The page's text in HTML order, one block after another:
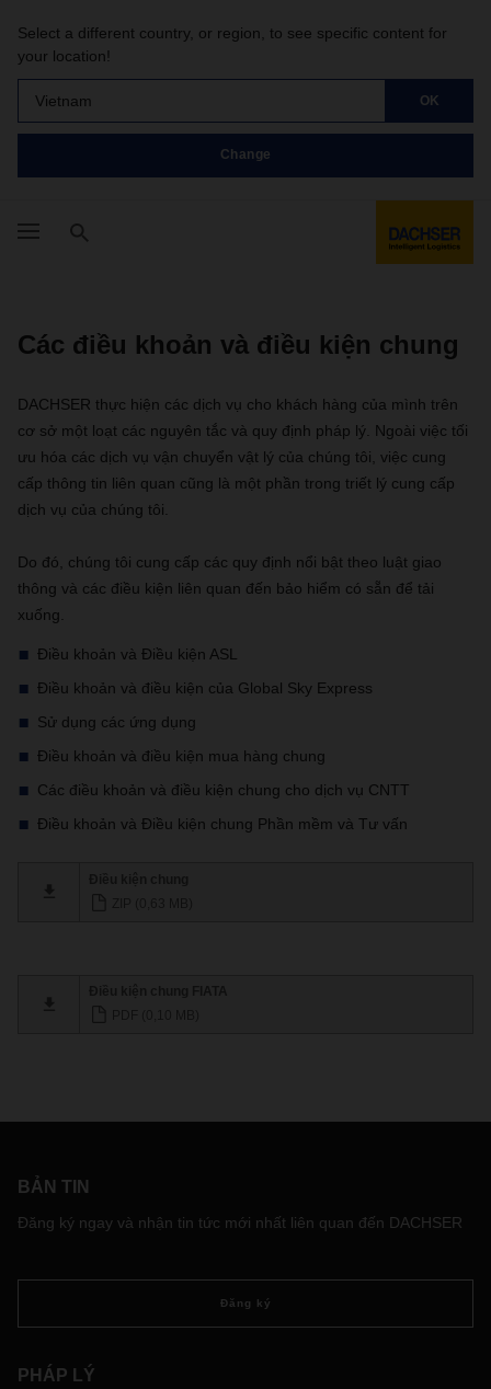
Select a different country, or region, to see specific content for
your location!
Vietnam OK
Change
Các điều khoản và điều kiện chung
DACHSER thực hiện các dịch vụ cho khách hàng của mình trên
cơ sở một loạt các nguyên tắc và quy định pháp lý. Ngoài việc tối
ưu hóa các dịch vụ vận chuyển vật lý của chúng tôi, việc cung
cấp thông tin liên quan cũng là một phần trong triết lý cung cấp
dịch vụ của chúng tôi.
Do đó, chúng tôi cung cấp các quy định nổi bật theo luật giao
thông và các điều kiện liên quan đến bảo hiểm có sẵn để tải
xuống.
Điều khoản và Điều kiện ASL
Điều khoản và điều kiện của Global Sky Express
Sử dụng các ứng dụng
Điều khoản và điều kiện mua hàng chung
Các điều khoản và điều kiện chung cho dịch vụ CNTT
Điều khoản và Điều kiện chung Phần mềm và Tư vấn
BẢN TIN
Đăng ký ngay và nhận tin tức mới nhất liên quan đến DACHSER
Đăng ký
PHÁP LÝ